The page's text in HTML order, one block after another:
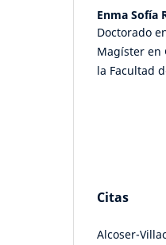
Enma Sofía
Doctorado
Magíster en
la Facultad
Citas
Alcoser-